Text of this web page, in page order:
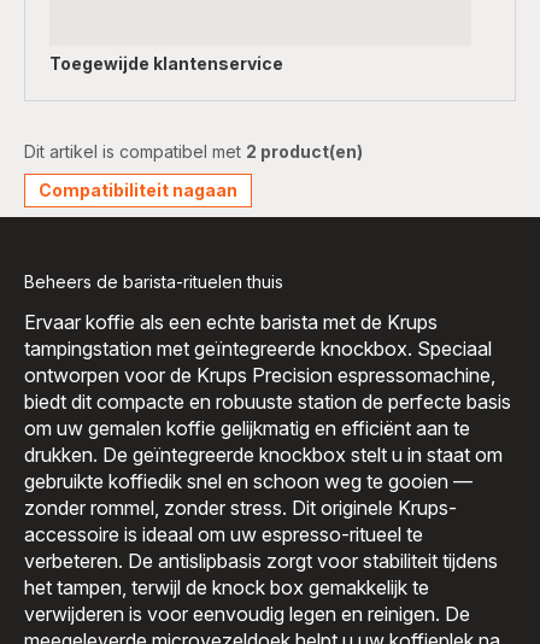
Toegewijde klantenservice
Dit artikel is compatibel met 2 product(en)
Compatibiliteit nagaan
Beheers de barista-rituelen thuis
Ervaar koffie als een echte barista met de Krups
tampingstation met geïntegreerde knockbox. Speciaal
ontworpen voor de Krups Precision espressomachine,
biedt dit compacte en robuuste station de perfecte basis
om uw gemalen koffie gelijkmatig en efficiënt aan te
drukken. De geïntegreerde knockbox stelt u in staat om
gebruikte koffiedik snel en schoon weg te gooien —
zonder rommel, zonder stress. Dit originele Krups-
accessoire is ideaal om uw espresso-ritueel te
verbeteren. De antislipbasis zorgt voor stabiliteit tijdens
het tampen, terwijl de knock box gemakkelijk te
verwijderen is voor eenvoudig legen en reinigen. De